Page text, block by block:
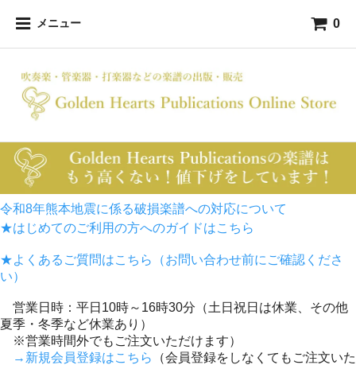
メニュー 0
令和8年熊本地震に係る破損楽譜への対応について
★はじめてのご利用の方へのガイドはこちら
★よくあるご質問はこちら（お問い合わせ前にご確認くださ
い）
営業日時：平日10時～16時30分（土日祝日は休業、その他
夏季・冬季など休業あり）
※営業時間外でもご注文いただけます）
→新規会員登録はこちら
（会員登録をしなくてもご注文いた